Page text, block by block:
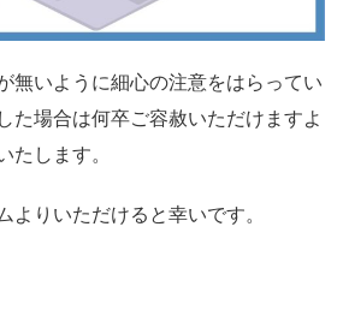
無いように細心の注意をはらってい
た場合は何卒ご容赦いただけますよ
たします。
よりいただけると幸いです。